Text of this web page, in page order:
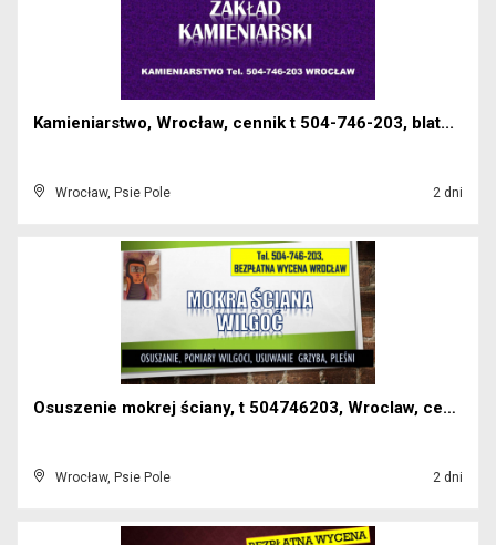
Kamieniarstwo, Wrocław, cennik t 504-746-203, blat...
Wrocław, Psie Pole 2 dni
Osuszenie mokrej ściany, t 504746203, Wroclaw, cen...
Wrocław, Psie Pole 2 dni